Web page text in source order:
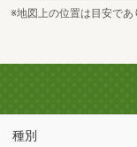
※地図上の位置は目安であ
種別